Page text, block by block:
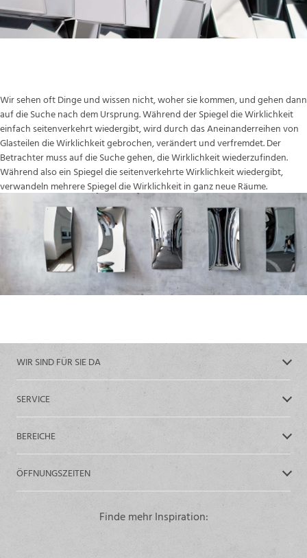
Wir sehen oft Dinge und wissen nicht, woher sie kommen, und gehen dann
auf die Suche nach dem Ursprung. Während der Spiegel die Wirklichkeit
einfach seitenverkehrt wiedergibt, wird durch das Aneinanderreihen von
Glasteilen die Wirklichkeit gebrochen, verändert und verfremdet. Der
Betrachter muss auf die Suche gehen, die Wirklichkeit wiederzufinden.
Während also ein Spiegel die seitenverkehrte Wirklichkeit wiedergibt,
verwandeln mehrere Spiegel die Wirklichkeit in ganz neue Räume.
WIR SIND FÜR SIE DA
SERVICE
BEREICHE
ÖFFNUNGSZEITEN
Finde mehr Inspiration: